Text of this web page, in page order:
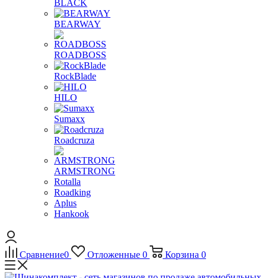
BLACK
BEARWAY
ROADBOSS
RockBlade
HILO
Sumaxx
Roadcruza
ARMSTRONG
Rotalla
Roadking
Aplus
Hankook
Сравнение0 Отложенные 0 Корзина 0